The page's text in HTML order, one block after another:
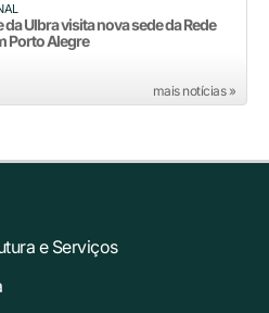
da Ulbra visita nova sede da Rede
Porto Alegre
mais notícias »
e Serviços